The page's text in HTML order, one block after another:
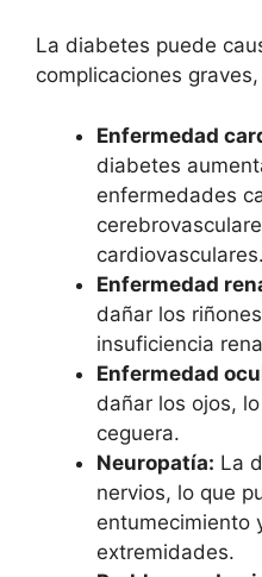
La diabetes puede
complicaciones
Enfermedad
diabetes
enfermedades
cardiovasculares.
Enfermedad
dañar los
insuficiencia
Enfermedad
dañar los ojos,
ceguera.
Neuropatía: La
nervios, lo que
entumecimiento
extremidades.